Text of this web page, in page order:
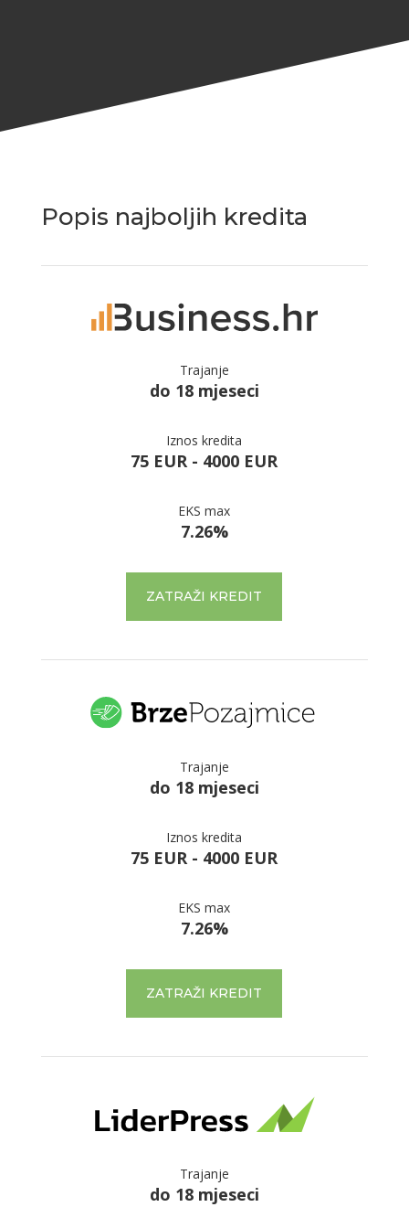
Popis najboljih kredita
Trajanje
do 18 mjeseci
Iznos kredita
75 EUR - 4000 EUR
EKS max
7.26%
ZATRAŽI KREDIT
Trajanje
do 18 mjeseci
Iznos kredita
75 EUR - 4000 EUR
EKS max
7.26%
ZATRAŽI KREDIT
Trajanje
do 18 mjeseci